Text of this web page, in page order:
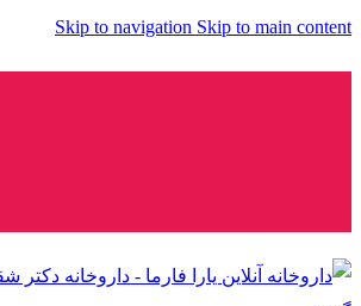
Skip to navigation Skip to main content